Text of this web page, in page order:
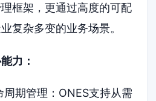
框架，更通过高度的可配
复杂多变的业务场景。
力：
期管理：ONES支持从需